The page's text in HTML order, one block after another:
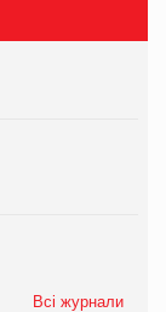
Всі журнали